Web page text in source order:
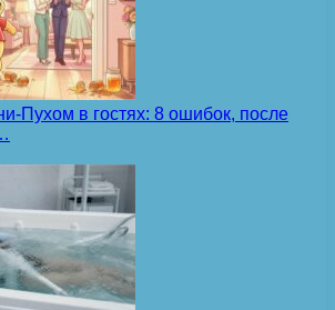
Пухом в гостях: 8 ошибок, после